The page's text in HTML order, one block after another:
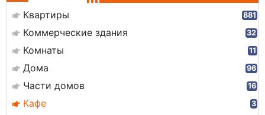
Квартиры 881
Коммерческие здания 32
Комнаты 11
Дома 96
Части домов 16
Кафе 3